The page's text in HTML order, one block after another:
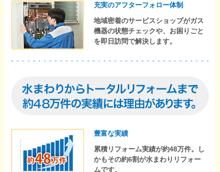
充実のアフターフォロー体制
地域密着のサービスショップがガス
機器の状態チェックや、お困りごと
を即日訪問で解決します。
豊富な実績
累積リフォーム実績が約48万件。し
かもその約6割が水まわりリフォー
ムです。